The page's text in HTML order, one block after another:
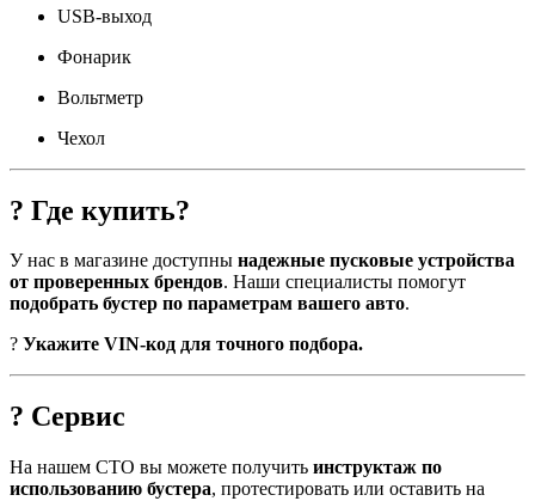
USB-выход
Фонарик
Вольтметр
Чехол
? Где купить?
У нас в магазине доступны надежные пусковые устройства
от проверенных брендов. Наши специалисты помогут
подобрать бустер по параметрам вашего авто.
? Укажите VIN-код для точного подбора.
? Сервис
На нашем СТО вы можете получить инструктаж по
использованию бустера, протестировать или оставить на